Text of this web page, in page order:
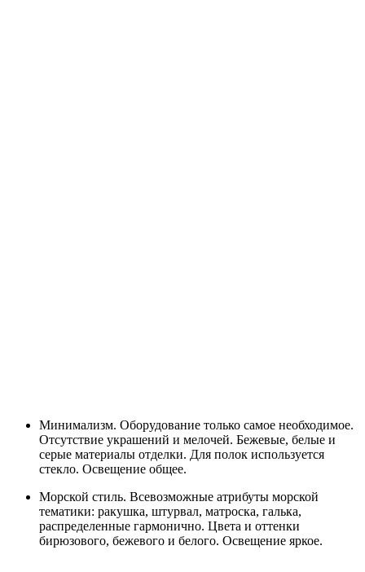
Минимализм. Оборудование только самое необходимое.
Отсутствие украшений и мелочей. Бежевые, белые и
серые материалы отделки. Для полок используется
стекло. Освещение общее.
Морской стиль. Всевозможные атрибуты морской
тематики: ракушка, штурвал, матроска, галька,
распределенные гармонично. Цвета и оттенки
бирюзового, бежевого и белого. Освещение яркое.